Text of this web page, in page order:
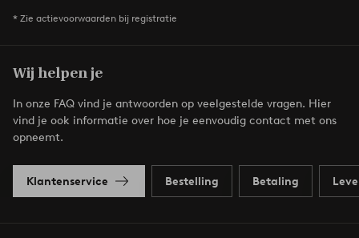
* Zie actievoorwaarden bij registratie
Wij helpen je
In onze FAQ vind je antwoorden op veelgestelde vragen. Hier
vind je ook informatie over hoe je eenvoudig contact met ons
opneemt.
Klantenservice Bestelling Betaling